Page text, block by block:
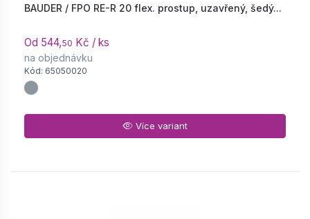
BAUDER / FPO RE-R 20 flex. prostup, uzavřený, šedý...
Od 544,50 Kč / ks
na objednávku
Kód: 65050020
Více variant